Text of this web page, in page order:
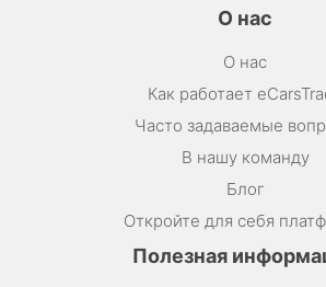
О нас
О нас
Как работает
Часто задаваемые
В нашу команду
Блог
Откройте для себя
Полезная